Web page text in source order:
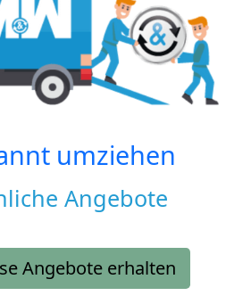
umziehen
Angebote
Angebote erhalten